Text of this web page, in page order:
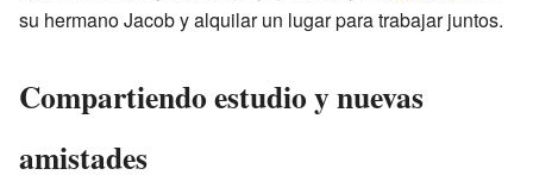
su hermano Jacob y alquilar un lugar para trabajar juntos.
Compartiendo estudio y nuevas
amistades